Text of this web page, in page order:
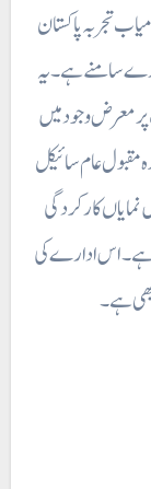
تجربہ پاکستان
سامنے ہے۔ یہ
کی تحریک پر معرض وجود میں
عام سائیکل
کارکردگی
ہے۔ اس ادارے کی
ہے۔